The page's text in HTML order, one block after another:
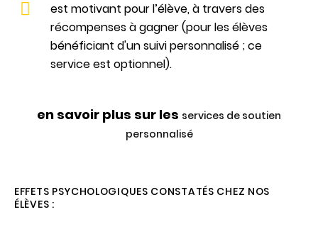
est motivant pour l’élève, à travers des
récompenses à gagner (pour les élèves
bénéficiant d'un suivi personnalisé ; ce
service est optionnel).
en savoir plus sur les services de soutien
personnalisé
EFFETS PSYCHOLOGIQUES CONSTATÉS CHEZ NOS
ÉLÈVES :